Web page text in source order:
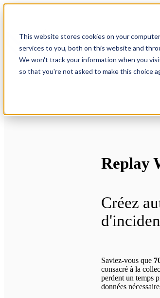
This website stores cookies on your
services to you, both on this website and
We won't track your information when you
so that you're not asked to make this choice
Replay
Créez
Saviez-vous que
consacré à la
perdent un temps
données